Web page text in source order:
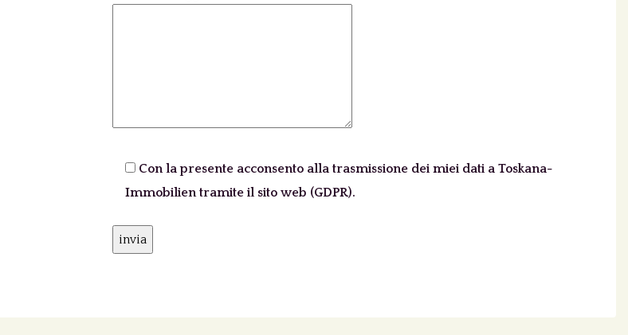
Bitte lassen Sie dieses Feld leer.
Con la presente acconsento alla trasmissione dei miei dati a Toskana-
Immobilien tramite il sito web (GDPR).